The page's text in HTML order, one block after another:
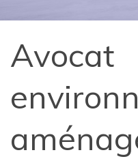
Avocat